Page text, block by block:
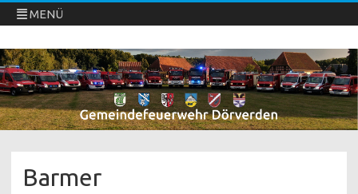
MENÜ
Freiwillige Feuerwehren Dörverden
Direkt
zum
Inhalt
springen
Barmer